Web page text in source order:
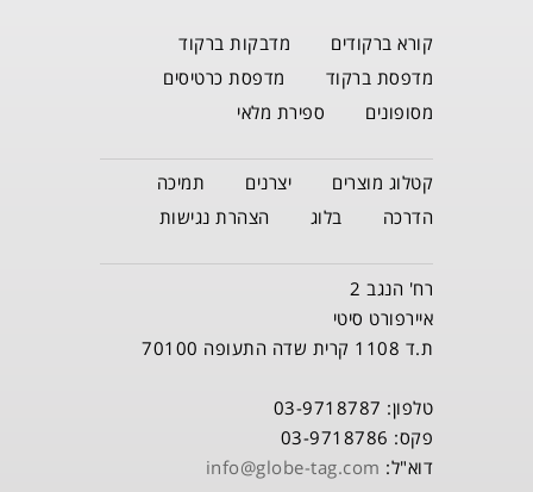
קורא ברקודים
מדבקות ברקוד
מדפסת ברקוד
מדפסת כרטיסים
מסופונים
ספירת מלאי
קטלוג מוצרים יצרנים
תמיכה
הדרכה
בלוג הצהרת נגישות
רח' הנגב 2
איירפורט סיטי
ת.ד 1108 קרית שדה התעופה 70100
טלפון: 03-9718787
פקס: 03-9718786
דוא"ל: info@globe-tag.com